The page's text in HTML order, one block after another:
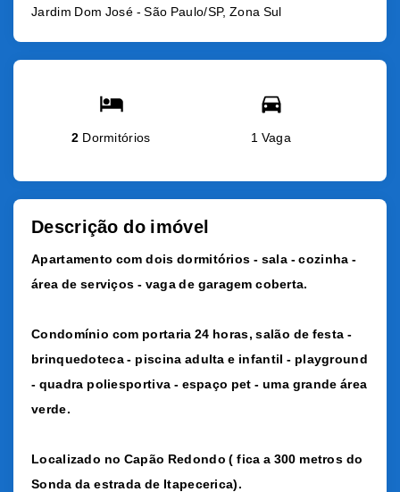
Jardim Dom José - São Paulo/SP, Zona Sul
2 Dormitórios 1 Vaga
Descrição do imóvel
Apartamento com dois dormitórios - sala - cozinha -
área de serviços - vaga de garagem coberta.
Condomínio com portaria 24 horas, salão de festa -
brinquedoteca - piscina adulta e infantil - playground
- quadra poliesportiva - espaço pet - uma grande área
verde.
Localizado no Capão Redondo ( fica a 300 metros do
Sonda da estrada de Itapecerica).